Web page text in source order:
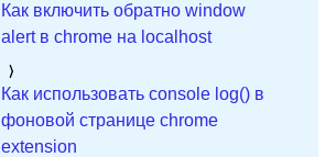
Как включить обратно window
alert в chrome на localhost
Как использовать console log() в
фоновой странице chrome
extension